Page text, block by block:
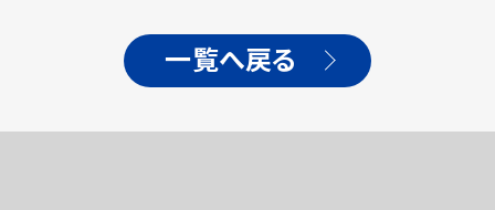
一覧へ戻る